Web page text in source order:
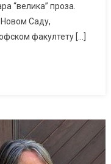
“велика” проза.
Новом Саду,
факултету […]